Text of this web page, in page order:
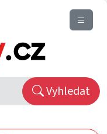
Vyhledat